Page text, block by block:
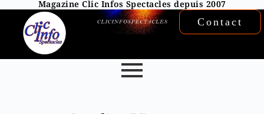
Magazine Clic Infos Spectacles depuis 2007
Contact